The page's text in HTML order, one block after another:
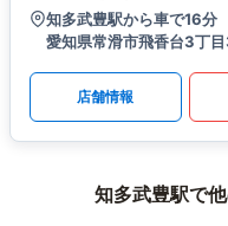
知多武豊駅から車で16分
愛知県常滑市飛香台3丁
店舗情報
知多武豊駅で